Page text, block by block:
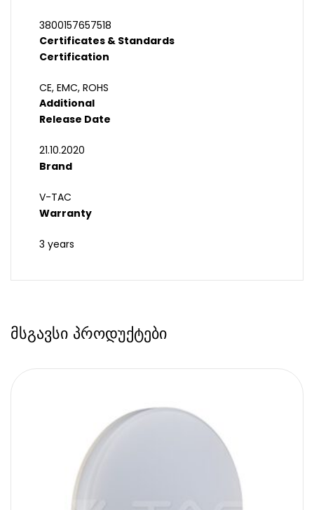
3800157657518
Certificates & Standards
Certification
CE, EMC, ROHS
Additional
Release Date
21.10.2020
Brand
V-TAC
Warranty
3 years
მსგავსი პროდუქტები